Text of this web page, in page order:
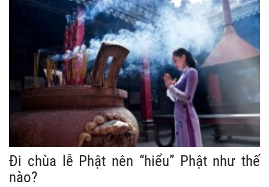
Đi chùa lễ Phật nên “hiểu” Phật như thế
nào?